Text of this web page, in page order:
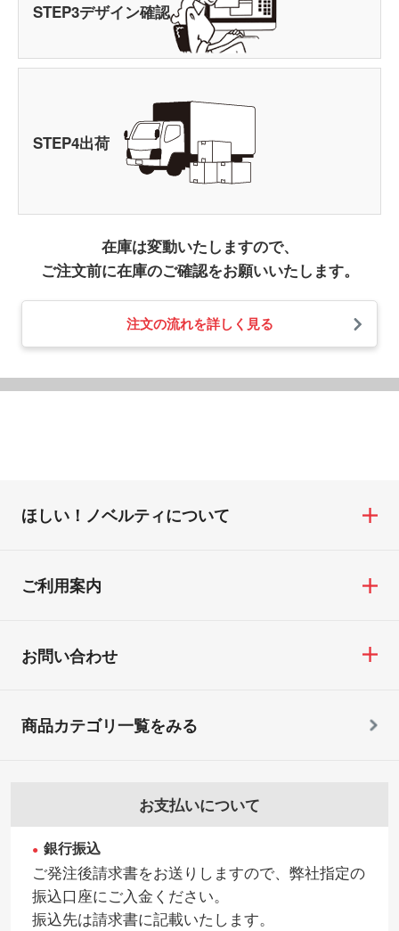
STEP3デザイン確認
STEP4出荷
在庫は変動いたしますので、
ご注文前に在庫のご確認をお願いいたします。
注文の流れを詳しく見る
ほしい！ノベルティについて
ご利用案内
お問い合わせ
お支払いについて
銀行振込
ご発注後請求書をお送りしますので、弊社指定の
振込口座にご入金ください。
振込先は請求書に記載いたします。
商品カテゴリ一覧をみる